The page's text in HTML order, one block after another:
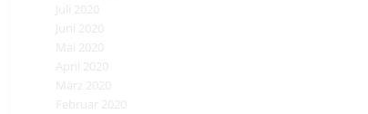
Juli 2020
Juni 2020
Mai 2020
April 2020
März 2020
Februar 2020